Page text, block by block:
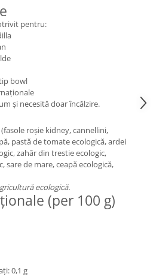
pentru:
bowl
și necesită doar încălzire.
roșie kidney, cannellini,
pastă de tomate ecologică, ardei
zahăr din trestie ecologic,
de mare, ceapă ecologică,
ecologică.
(per 100 g)
0,1 g